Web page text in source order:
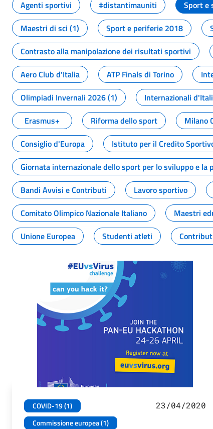
Agenti sportivi
#distantimauniti Sport e
Maestri di sci (1)
Sport e periferie 2018
Contrasto alla manipolazione dei risultati sportivi
Aero Club d'Italia
ATP Finals di Torino
Olimpiadi Invernali 2026 (1)
Internazionali
Erasmus+
Riforma dello sport Milano
Consiglio d'Europa
Istituto per il Credito
Giornata internazionale dello sport per lo sviluppo e la
Bandi Avvisi e Contributi
Lavoro sportivo
Comitato Olimpico Nazionale Italiano
Maestri
Unione Europea
Studenti atleti
COVID-19 (1)
Commissione europea (1)
23/04/2020